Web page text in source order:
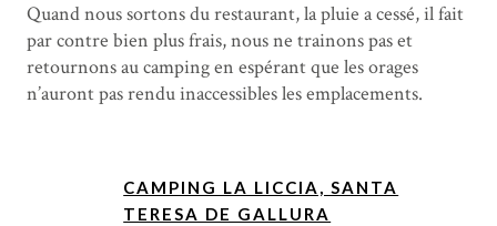
Quand nous sortons du restaurant, la pluie a cessé, il fait
par contre bien plus frais, nous ne trainons pas et
retournons au camping en espérant que les orages
n’auront pas rendu inaccessibles les emplacements.
CAMPING LA LICCIA, SANTA
TERESA DE GALLURA